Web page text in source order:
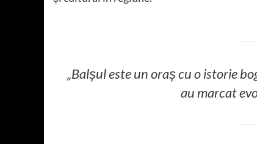
„Balșul este un oraș cu o istorie
au marcat